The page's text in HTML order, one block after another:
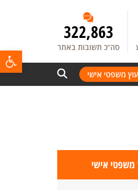
322,863
סה”כ תשובות באתר
משפטי אישי
משפטי אישי